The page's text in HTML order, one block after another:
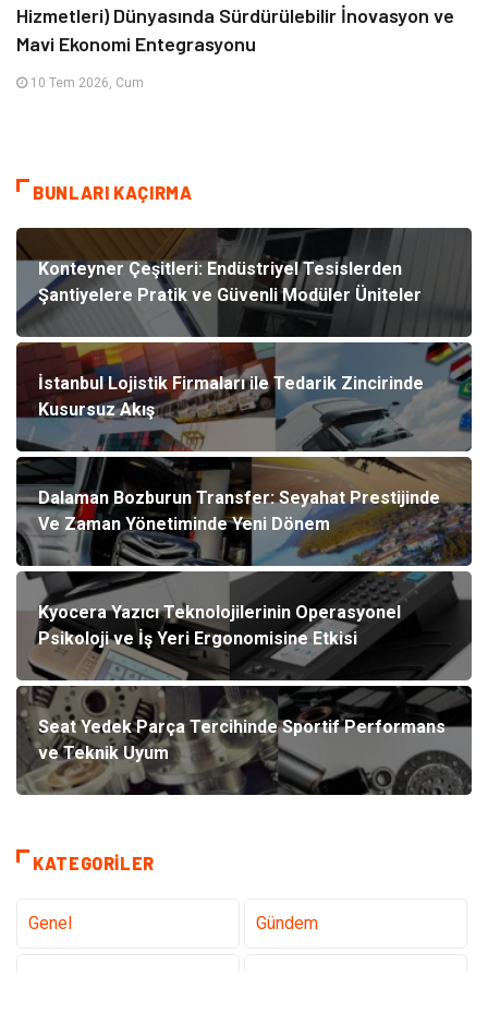
Hizmetleri) Dünyasında Sürdürülebilir İnovasyon ve
Mavi Ekonomi Entegrasyonu
10 Tem 2026, Cum
BUNLARI KAÇIRMA
Konteyner Çeşitleri: Endüstriyel Tesislerden
Şantiyelere Pratik ve Güvenli Modüler Üniteler
İstanbul Lojistik Firmaları ile Tedarik Zincirinde
Kusursuz Akış
Dalaman Bozburun Transfer: Seyahat Prestijinde
Ve Zaman Yönetiminde Yeni Dönem
Kyocera Yazıcı Teknolojilerinin Operasyonel
Psikoloji ve İş Yeri Ergonomisine Etkisi
Seat Yedek Parça Tercihinde Sportif Performans
ve Teknik Uyum
KATEGORILER
Genel Gündem